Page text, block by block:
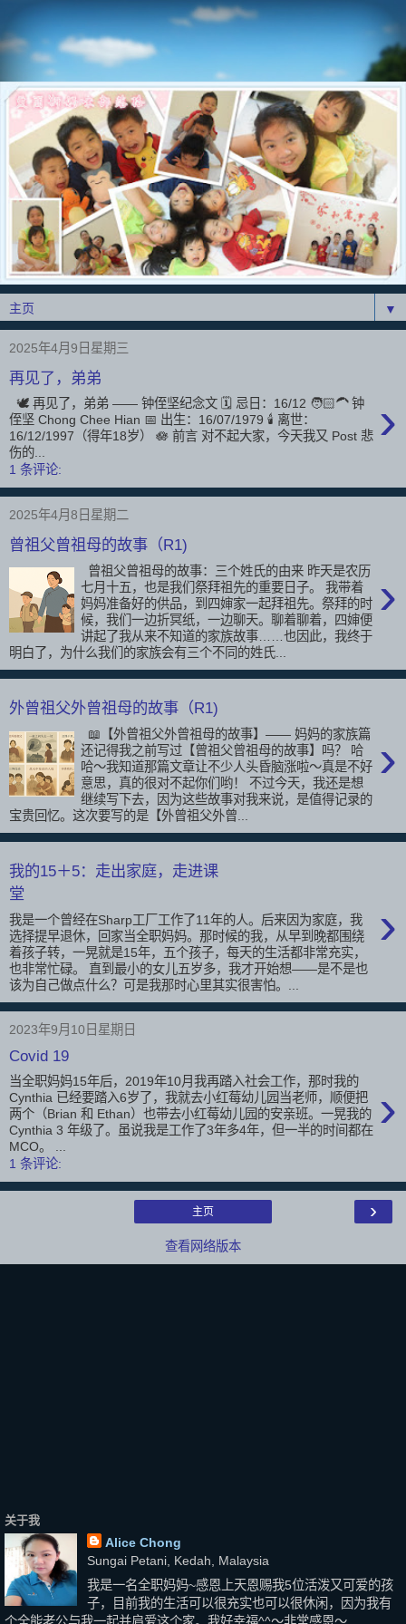
▼
2025年4月9日星期三
再见了，弟弟
›
🕊️ 再见了，弟弟 —— 钟侄坚纪念文 🗓️ 忌日：16/12 🧑🏻‍🦱 钟
侄坚 Chong Chee Hian 📅 出生：16/07/1979 🕯️ 离世：
16/12/1997（得年18岁） 🪷 前言 对不起大家，今天我又 Post 悲
伤的...
1 条评论:
2025年4月8日星期二
曾祖父曾祖母的故事（R1)
›
曾祖父曾祖母的故事：三个姓氏的由来 昨天是农历
七月十五，也是我们祭拜祖先的重要日子。 我带着
妈妈准备好的供品，到四婶家一起拜祖先。祭拜的时
候，我们一边折冥纸，一边聊天。聊着聊着，四婶便
讲起了我从来不知道的家族故事……也因此，我终于
明白了，为什么我们的家族会有三个不同的姓氏...
外曾祖父外曾祖母的故事（R1)
›
📖【外曾祖父外曾祖母的故事】—— 妈妈的家族篇
还记得我之前写过【曾祖父曾祖母的故事】吗？ 哈
哈～我知道那篇文章让不少人头昏脑涨啦～真是不好
意思，真的很对不起你们哟！ 不过今天，我还是想
继续写下去，因为这些故事对我来说，是值得记录的
宝贵回忆。这次要写的是【外曾祖父外曾...
我的15＋5：走出家庭，走进课
堂
›
我是一个曾经在Sharp工厂工作了11年的人。后来因为家庭，我
选择提早退休，回家当全职妈妈。那时候的我，从早到晚都围绕
着孩子转，一晃就是15年，五个孩子，每天的生活都非常充实，
也非常忙碌。 直到最小的女儿五岁多，我才开始想——是不是也
该为自己做点什么？可是我那时心里其实很害怕。...
2023年9月10日星期日
Covid 19
›
当全职妈妈15年后，2019年10月我再踏入社会工作，那时我的
Cynthia 已经要踏入6岁了，我就去小红莓幼儿园当老师，顺便把
两个（Brian 和 Ethan）也带去小红莓幼儿园的安亲班。一晃我的
Cynthia 3 年级了。虽说我是工作了3年多4年，但一半的时间都在
MCO。 ...
1 条评论:
›
主页
查看网络版本
关于我
Alice Chong
Sungai Petani, Kedah, Malaysia
我是一名全职妈妈~感恩上天恩赐我5位活泼又可爱的孩
子，目前我的生活可以很充实也可以很休闲，因为我有